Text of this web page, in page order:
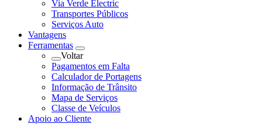
Via Verde Electric
Transportes Públicos
Serviços Auto
Vantagens
Ferramentas
Voltar
Pagamentos em Falta
Calculador de Portagens
Informação de Trânsito
Mapa de Serviços
Classe de Veículos
Apoio ao Cliente